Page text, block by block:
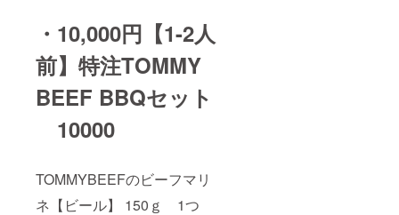
・10,000円【1-2人
前】特注TOMMY
BEEF BBQセット
10000
TOMMYBEEFのビーフマリ
ネ【ビール】 150ｇ 1つ